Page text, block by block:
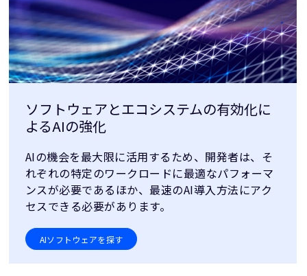
ソフトウェアとエコシステムの有効化に
よるAIの強化
AIの機会を最大限に活用するため、開発者は、そ
れぞれの特定のワークロードに最適なパフォーマ
ンスが必要であるほか、最速のAI導入方法にアク
セスできる必要があります。
AIソフトウェアを探す